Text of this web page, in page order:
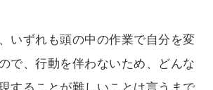
いずれも頭の中の作業で自分を変
で、行動を伴わないため、どんな